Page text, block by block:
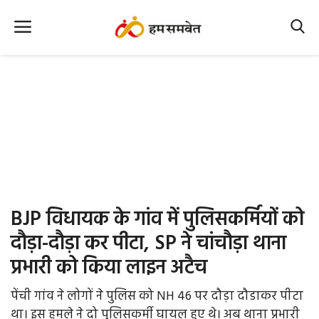
Office Office
Political Gossips
Farm & Food
BJP विधायक के गांव में पुलिसकर्मियों को
दौड़ा-दौड़ा कर पीटा, SP ने चांचौड़ा थाना
प्रभारी को किया लाइन अटैच
पेंची गांव ने लोगों ने पुलिस को NH 46 पर दौड़ा दौडाकर पीटा
था। इस हमले ने दो पुलिसकर्मी घायल हुए थे। अब थाना प्रभारी